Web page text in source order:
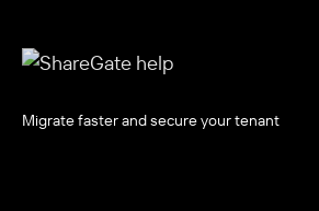
Migrate faster and secure your tenant